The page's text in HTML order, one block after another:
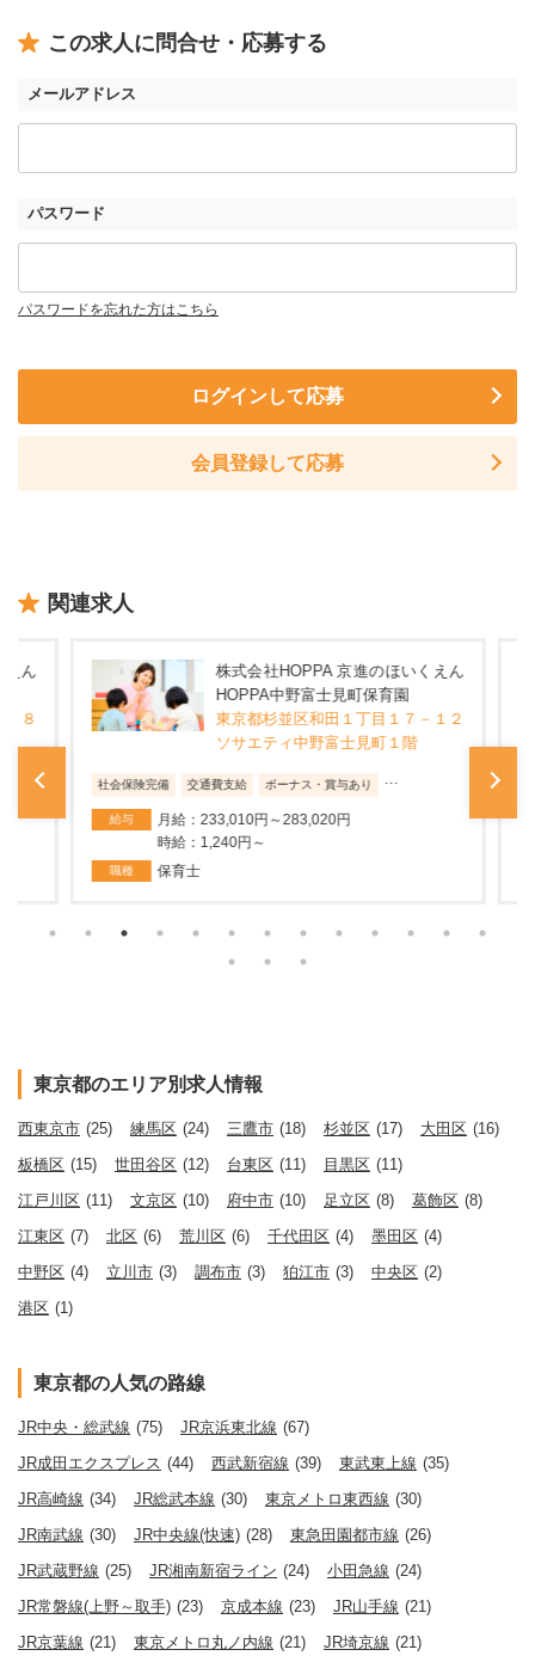
この求人に問合せ・応募する
メールアドレス
パスワード
パスワードを忘れた方はこちら
ログインして応募
会員登録して応募
関連求人
ん
８
株式会社HOPPA 京進のほいくえん
HOPPA中野富士見町保育園
東京都杉並区和田１丁目１７－１２
ソサエティ中野富士見町１階
社会保険完備 交通費支給 ボーナス・賞与あり ...
給与
月給：233,010円～283,020円
時給：1,240円～
職種 保育士
東京都のエリア別求人情報
西東京市 (25) 練馬区 (24) 三鷹市 (18) 杉並区 (17) 大田区 (16)
板橋区 (15) 世田谷区 (12) 台東区 (11) 目黒区 (11)
江戸川区 (11) 文京区 (10) 府中市 (10) 足立区 (8) 葛飾区 (8)
江東区 (7) 北区 (6) 荒川区 (6) 千代田区 (4) 墨田区 (4)
中野区 (4) 立川市 (3) 調布市 (3) 狛江市 (3) 中央区 (2)
港区 (1)
東京都の人気の路線
JR中央・総武線 (75) JR京浜東北線 (67)
JR成田エクスプレス (44) 西武新宿線 (39) 東武東上線 (35)
JR高崎線 (34) JR総武本線 (30) 東京メトロ東西線 (30)
JR南武線 (30) JR中央線(快速) (28) 東急田園都市線 (26)
JR武蔵野線 (25) JR湘南新宿ライン (24) 小田急線 (24)
JR常磐線(上野～取手) (23) 京成本線 (23) JR山手線 (21)
JR京葉線 (21) 東京メトロ丸ノ内線 (21) JR埼京線 (21)